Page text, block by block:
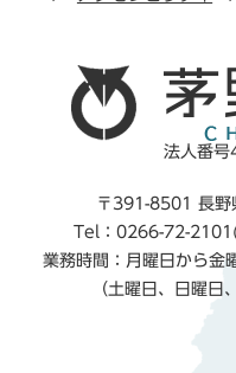
法人番
〒391-8501 長野
Tel：0266-72-
業務時間：月曜日から金
（土曜日、日曜日